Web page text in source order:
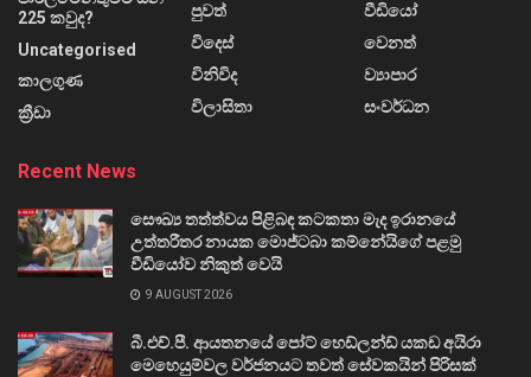
225 කවුද?
Uncategorised
කාලගුණ
ක්‍රීඩා
පුවත්
විදෙස්
විනිවිද
විලාසිතා
වීඩියෝ
වෙනත්
ව්‍යාපාර
සංවර්ධන
Recent News
සෞඛ්‍ය තත්ත්වය පිළිබඳ කටකතා මැද ඉරානයේ
උත්තරීතර නායක මොජ්ටබා කම්නේයිගේ පළමු
වීඩියෝව නිකුත් වෙයි
9 AUGUST 2026
බී.එච්.පී. ආයතනයේ පෝට් හෙඩ්ලන්ඩ් යකඩ අයිරා
මෙහෙයුම්වල වර්ජනයට තවත් සේවකයින් පිරිසක්